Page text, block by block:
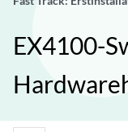
EX4100-